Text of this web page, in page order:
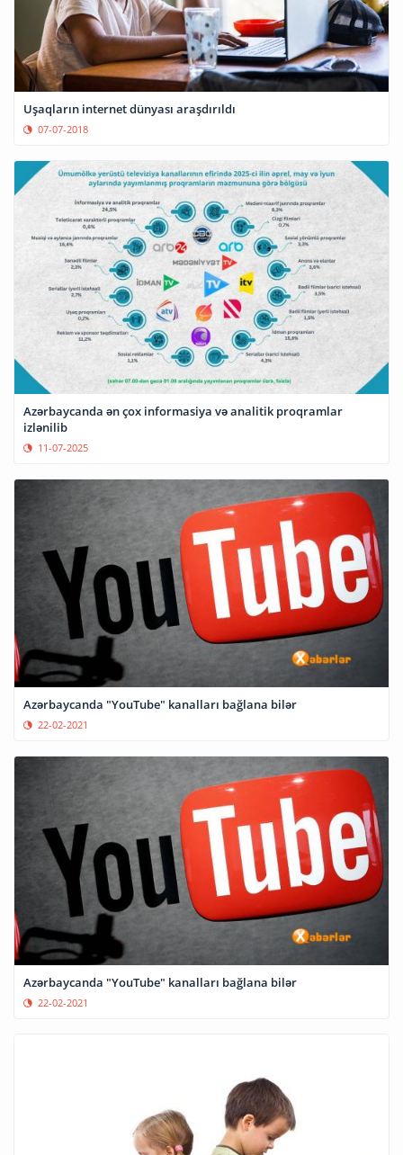
Uşaqların internet dünyası araşdırıldı
07-07-2018
Azərbaycanda ən çox informasiya və analitik proqramlar
izlənilib
11-07-2025
Azərbaycanda "YouTube" kanalları bağlana bilər
22-02-2021
Azərbaycanda "YouTube" kanalları bağlana bilər
22-02-2021